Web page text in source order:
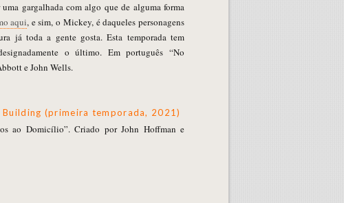
gargalhada com algo que de alguma forma
aqui, e sim, o Mickey, é daqueles personagens
já toda a gente gosta. Esta temporada tem
o último. Em português “No
e John Wells.
(primeira temporada, 2021)
ao Domicílio”. Criado por John Hoffman e